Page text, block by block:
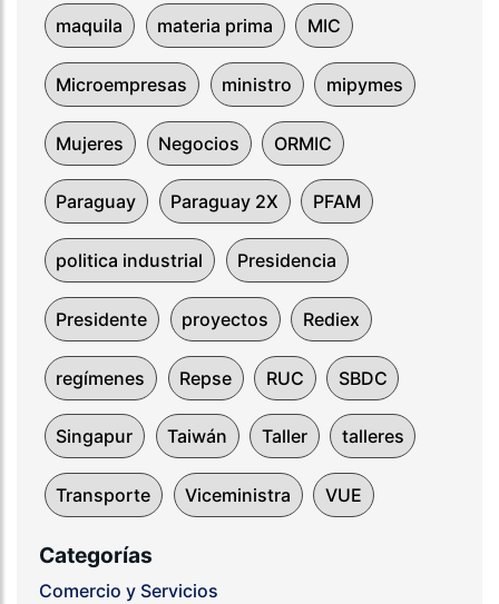
maquila materia prima MIC
Microempresas ministro mipymes
Mujeres Negocios ORMIC
Paraguay Paraguay 2X PFAM
politica industrial Presidencia
Presidente proyectos Rediex
regímenes Repse RUC SBDC
Singapur Taiwán Taller talleres
Transporte Viceministra VUE
Categorías
Comercio y Servicios